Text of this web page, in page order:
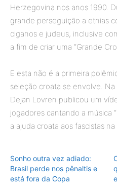
Herzegovina nos anos 1990.
grande perseguição a etnias
ciganos e judeus, inclusive
a fim de criar uma “Grande
E esta não é a primeira
seleção croata se envolve.
Dejan Lovren publicou um
jogadores cantando a música
a ajuda croata aos fascistas
Sonho outra vez adiado:
Brasil perde nos pênaltis e
está fora da Copa